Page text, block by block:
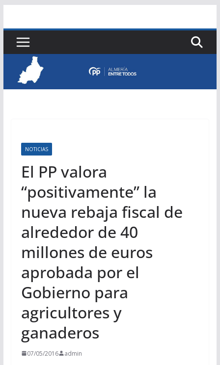
contenido
NOTICIAS
El PP valora
“positivamente” la
nueva rebaja fiscal de
alrededor de 40
millones de euros
aprobada por el
Gobierno para
agricultores y
ganaderos
07/05/2016 admin